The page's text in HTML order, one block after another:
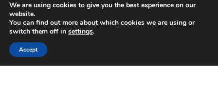
CBIC | SBN Quadra 01 – Bloco I – 4º Andar Edifício:
Armando Monteiro Neto - CEP 70.040-913 - Brasília/DF
We are using cookies to give you the best experience on our
website.
You can find out more about which cookies we are using or
switch them off in settings.
Accept